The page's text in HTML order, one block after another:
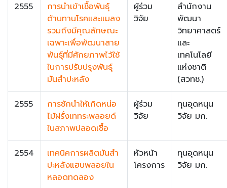
2555
การนำเข้าเชื้อพันธุ์
ต้านทานโรคและแมลง
รวมถึงมีคุณลักษณะ
เฉพาะเพื่อพัฒนาสาย
พันธุ์ที่มีศักยภาพไว้ใช้
ในการปรับปรุงพันธุ์
มันสำปะหลัง
ผู้ร่วม
วิจัย
สำนักงาน
พัฒนา
วิทยาศาสตร์
และ
เทคโนโลยี
แห่งชาติ
(สวทช.)
2555
การชักนำให้เกิดหน่อ
ไม้ฝรั่งเททระพลอยด์
ในสภาพปลอดเชื้อ
ผู้ร่วม
วิจัย
ทุนอุดหนุน
วิจัย มก.
2554
เทคนิคการผลิตมันสำ
ปะหลังแฮบพลอยใน
หลอดทดลอง
หัวหน้า
โครงการ
ทุนอุดหนุน
วิจัย มก.